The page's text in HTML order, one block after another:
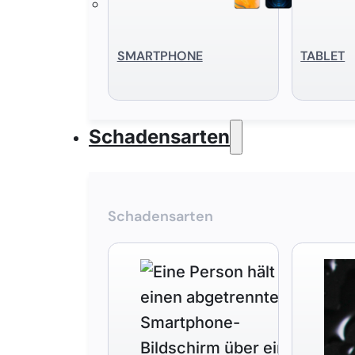
SMART­PHONE TABLET
Schadensarten
Schadensarten